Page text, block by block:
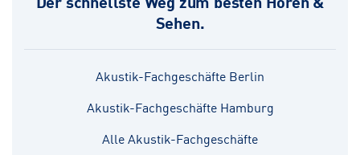
Sehen.
Akustik-Fachgeschäfte Berlin
Akustik-Fachgeschäfte Hamburg
Alle Akustik-Fachgeschäfte